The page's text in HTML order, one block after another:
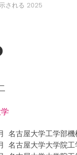
される 2025
名古屋大学工学部
名古屋大学大学院